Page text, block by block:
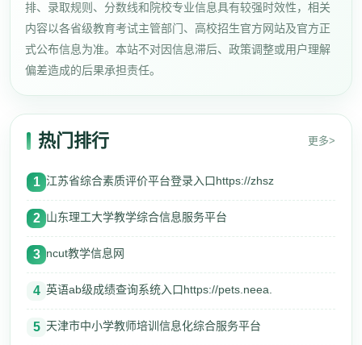
排、录取规则、分数线和院校专业信息具有较强时效性，相关
内容以各省级教育考试主管部门、高校招生官方网站及官方正
式公布信息为准。本站不对因信息滞后、政策调整或用户理解
偏差造成的后果承担责任。
热门排行 更多>
1 江苏省综合素质评价平台登录入口https://zhsz
2 山东理工大学教学综合信息服务平台
3 ncut教学信息网
4 英语ab级成绩查询系统入口https://pets.neea.
5 天津市中小学教师培训信息化综合服务平台